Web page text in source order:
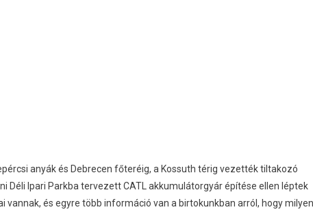
anyák és Debrecen főteréig, a Kossuth térig vezették tiltakozó
Déli Ipari Parkba tervezett CATL akkumulátorgyár építése ellen léptek
és egyre több információ van a birtokunkban arról, hogy milyen